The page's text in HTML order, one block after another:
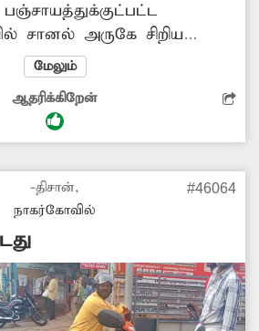
பஞ்சாயத்துக்குட்பட்ட
சானல் அருகே சிறிய
பல
தற்போது இந்த
குழாயில்
எனவே,
நடவடிக்கை எடுத்து
குடிநீர்
-டினு,
மேலும்
ஆதரிக்கிறேன்
-திசான்,
நாகர்கோவில்
#46064